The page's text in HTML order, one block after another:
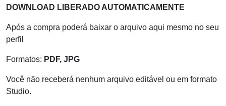
DOWNLOAD LIBERADO AUTOMATICAMENTE
Após a compra poderá baixar o arquivo aqui mesmo no seu
perfil
Formatos: PDF, JPG
Você não receberá nenhum arquivo editável ou em formato
Studio.